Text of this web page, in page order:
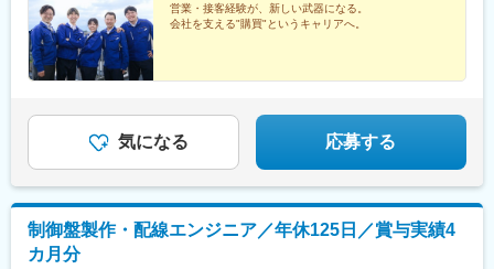
営業・接客経験が、新しい武器になる。
会社を支える"購買"というキャリアへ。
気になる 応募する
制御盤製作・配線エンジニア／年休125日／賞与実績4
カ月分